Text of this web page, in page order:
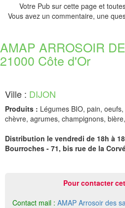
Votre Pub sur cette page et
Vous avez un commentaire, une
AMAP ARROSOIR
21000 Côte d'Or
Ville : DIJON
Produits : Légumes BIO, pain,
chèvre, agrumes, champignons,
Distribution le vendredi de 18h à
Bourroches - 71, bis rue de la
Pour contacter
Contact mail : AMAP Arrosoir des